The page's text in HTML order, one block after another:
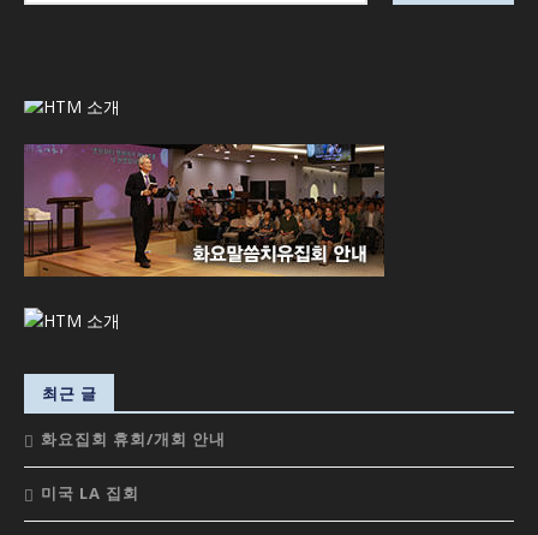
최근 글
화요집회 휴회/개회 안내
미국 LA 집회